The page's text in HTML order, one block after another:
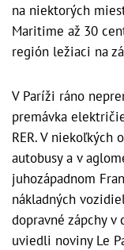
na niektorých
Maritime až 30
región ležiaci na
V Paríži ráno
premávka
RER. V niekoľkých
autobusy a v
juhozápadnom
nákladných
dopravné zápchy
uviedli noviny Le